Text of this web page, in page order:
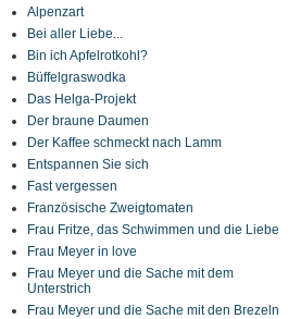
Alpenzart
Bei aller Liebe...
Bin ich Apfelrotkohl?
Büffelgraswodka
Das Helga-Projekt
Der braune Daumen
Der Kaffee schmeckt nach Lamm
Entspannen Sie sich
Fast vergessen
Französische Zweigtomaten
Frau Fritze, das Schwimmen und die Liebe
Frau Meyer in love
Frau Meyer und die Sache mit dem
Unterstrich
Frau Meyer und die Sache mit den Brezeln